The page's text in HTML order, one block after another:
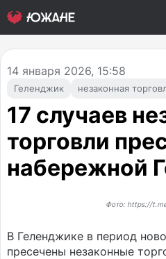
Геленджик незаконная
14 января 2026, 15:58
17 случаев
торговли
набережной
Фото: https://
В Геленджике в период
пресечены незаконные